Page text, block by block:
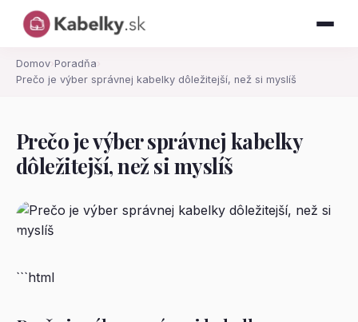
Domov› Poradňa›
Prečo je výber správnej kabelky dôležitejší, než si myslíš
Prečo je výber správnej kabelky
dôležitejší, než si myslíš
```html